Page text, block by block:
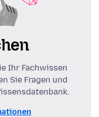
Ihr Fachwissen
Sie Fragen und